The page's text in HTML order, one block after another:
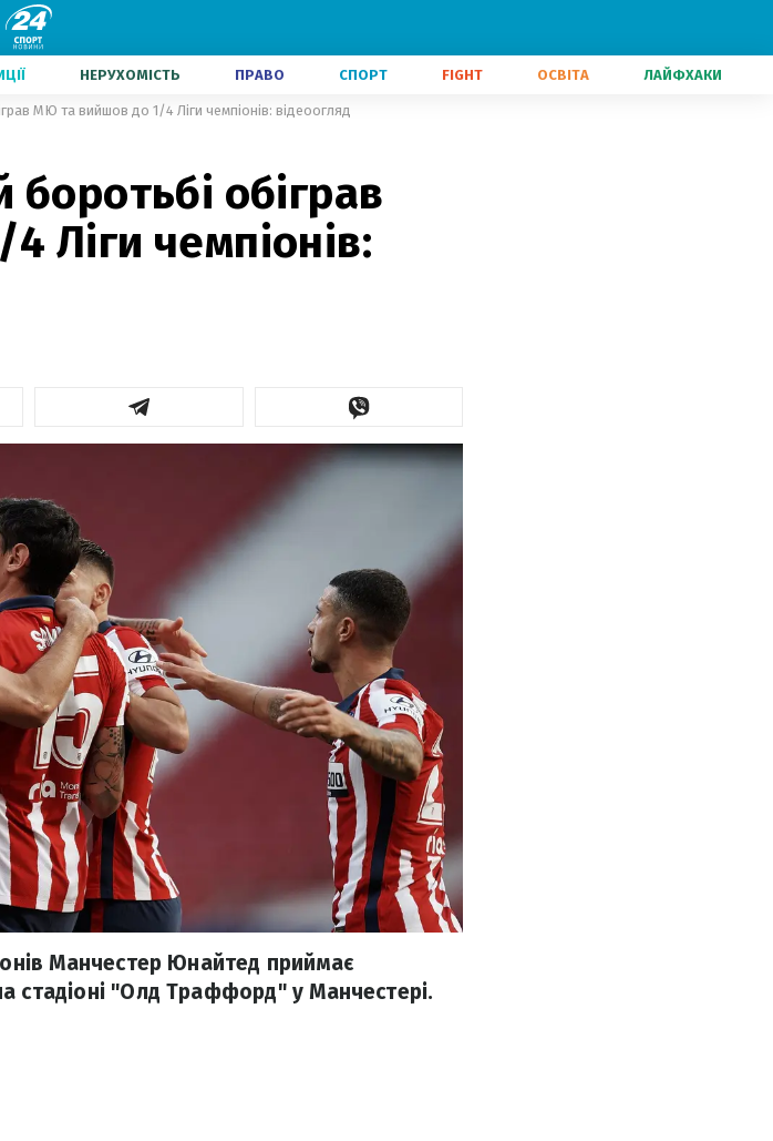
НЕРУХОМІСТЬ ПРАВО СПОРТ FIGHT ОСВІТА ЛАЙФХАКИ
МЮ та вийшов до 1/4 Ліги чемпіонів: відеоогляд
боротьбі обіграв
Ліги чемпіонів:
Манчестер Юнайтед приймає
стадіоні "Олд Траффорд" у Манчестері.